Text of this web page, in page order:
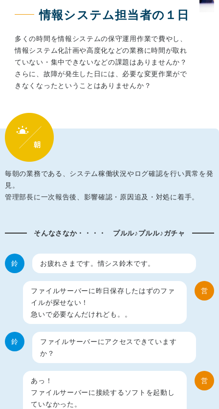
情報システム担当者の１日
多くの時間を情報システムの保守運用作業で費やし、
情報システム化計画や高度化などの業務に時間が取れ
ていない・集中できないなどの課題はありませんか？
さらに、故障が発生した日には、必要な変更作業がで
きなくなったということはありませんか？
毎朝の業務である、システム稼働状況やログ確認を行い異常を発
見。
管理部長に一次報告後、影響確認・原因追及・対処に着手。
そんなさなか・・・・ プルル♪プルル♪ガチャ
鈴 お疲れさまです。情シス鈴木です。
営
ファイルサーバーに昨日保存したはずのファ
イルが探せない！
急いで必要なんだけれども。。
鈴
ファイルサーバーにアクセスできています
か？
営
あっ！
ファイルサーバーに接続するソフトを起動し
ていなかった。